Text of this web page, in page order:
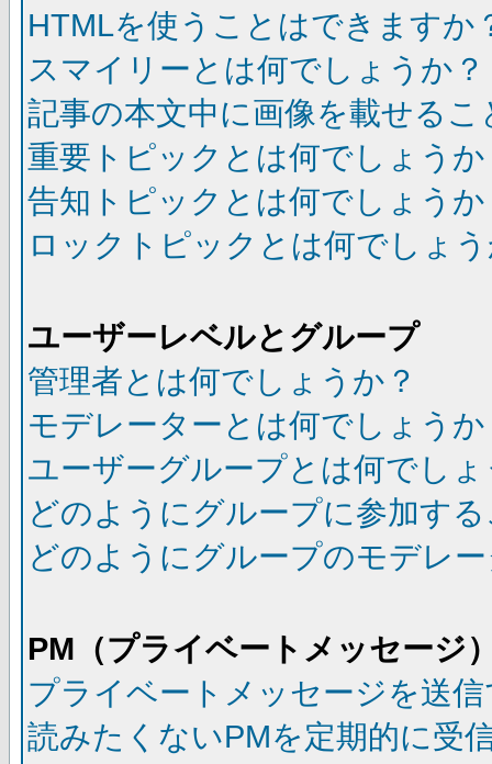
HTMLを使うことはできますか
スマイリーとは何でしょうか？
記事の本文中に画像を載せる
重要トピックとは何でしょうか
告知トピックとは何でしょうか
ロックトピックとは何でしょ
ユーザーレベルとグループ
管理者とは何でしょうか？
モデレーターとは何でしょうか
ユーザーグループとは何でし
どのようにグループに参加す
どのようにグループのモデレ
PM（プライベートメッセージ
プライベートメッセージを送
読みたくないPMを定期的に受